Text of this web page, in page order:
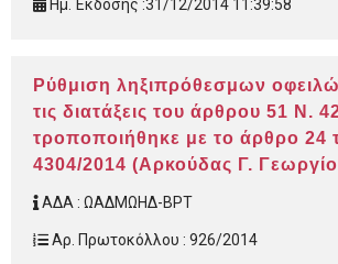
Ημ. Έκδοσης :31/12/2014 11:39:58
Ρύθμιση ληξιπρόθεσμων
τις διατάξεις του άρθρου 51 Ν.
τροποποιήθηκε με το άρθρο 24
4304/2014 (Αρκούδας Γ.
ΑΔΑ : ΩΑΔΜΩΗΔ-ΒΡΤ
Αρ. Πρωτοκόλλου : 926/2014